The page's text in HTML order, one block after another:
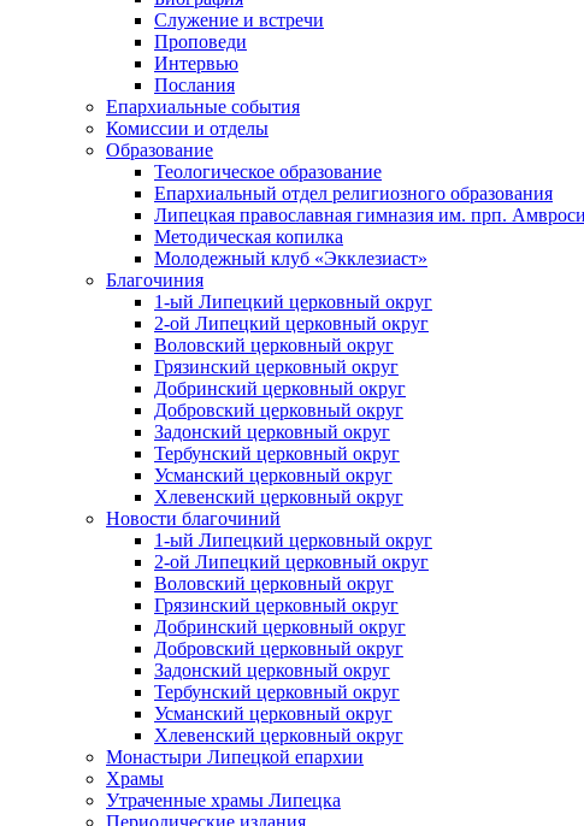
Служение и встречи
Проповеди
Интервью
Послания
Епархиальные события
Комиссии и отделы
Образование
Теологическое образование
Епархиальный отдел религиозного образования
Липецкая православная гимназия им. прп.
Методическая копилка
Молодежный клуб «Экклезиаст»
Благочиния
1-ый Липецкий церковный округ
2-ой Липецкий церковный округ
Воловский церковный округ
Грязинский церковный округ
Добринский церковный округ
Добровский церковный округ
Задонский церковный округ
Тербунский церковный округ
Усманский церковный округ
Хлевенский церковный округ
Новости благочиний
1-ый Липецкий церковный округ
2-ой Липецкий церковный округ
Воловский церковный округ
Грязинский церковный округ
Добринский церковный округ
Добровский церковный округ
Задонский церковный округ
Тербунский церковный округ
Усманский церковный округ
Хлевенский церковный округ
Монастыри Липецкой епархии
Храмы
Утраченные храмы Липецка
Периодические издания